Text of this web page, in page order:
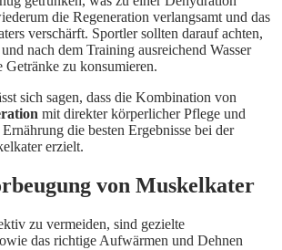
die Regeneration verlangsamt und das
verschärft. Sportler sollten darauf achten,
nach dem Training ausreichend Wasser
zu konsumieren.
sich sagen, dass die Kombination von
mit direkter körperlicher Pflege und
die besten Ergebnisse bei der
erzielt.
von Muskelkater
zu vermeiden, sind gezielte
das richtige Aufwärmen und Dehnen